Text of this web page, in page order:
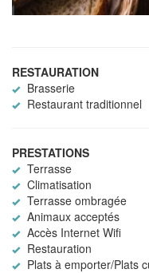
RESTAURATION
Brasserie
Restaurant traditionnel
PRESTATIONS
Terrasse
Climatisation
Terrasse ombragée
Animaux acceptés
Accès Internet Wifi
Restauration
Plats à emporter/Plats